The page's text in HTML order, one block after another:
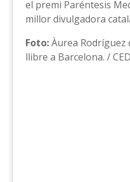
el premi Paréntesis
millor divulgadora
Foto:Àurea Rodríguez
llibre a Barcelona. /